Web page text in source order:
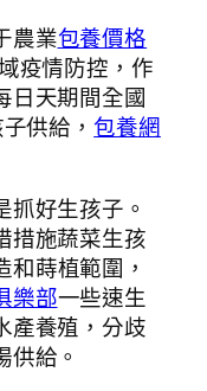
農業包養價格
疫情防控，作
日天期間全國
供給，包養網
好生孩子。
措施蔬菜生孩
蒔植範圍，
樂部一些速生
產養殖，分歧
給。